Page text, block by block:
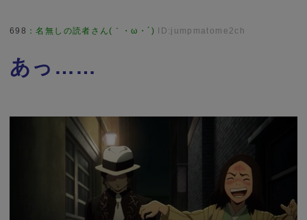
698 ：名無しの読者さん(｀・ω・´) ID:jumpmatome2ch
あっ……